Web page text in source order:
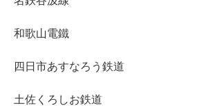
和歌山電鐵
四日市あすなろう鉄道
土佐くろしお鉄道